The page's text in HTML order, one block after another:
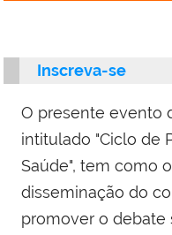
Inscreva-se
O presente evento
intitulado "Ciclo de
Saúde", tem como
disseminação do
promover o debate